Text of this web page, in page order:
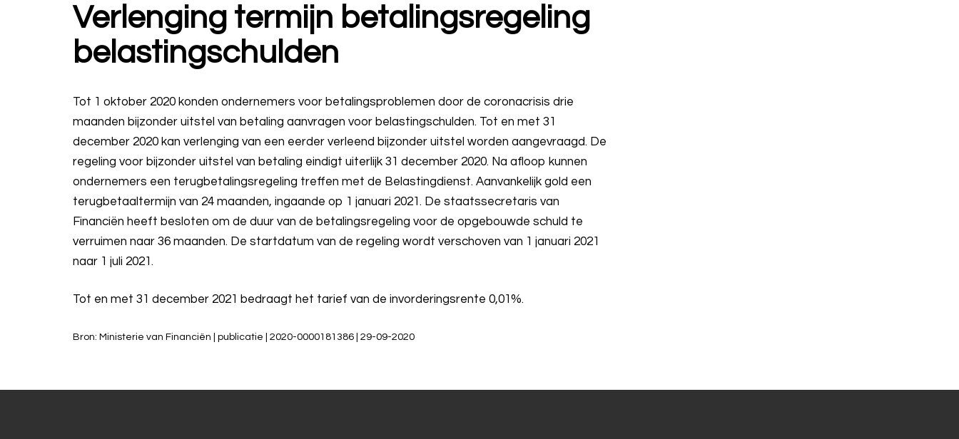
Verlenging termijn betalingsregeling
belastingschulden
Tot 1 oktober 2020 konden ondernemers voor betalingsproblemen door de coronacrisis drie
maanden bijzonder uitstel van betaling aanvragen voor belastingschulden. Tot en met 31
december 2020 kan verlenging van een eerder verleend bijzonder uitstel worden aangevraagd. De
regeling voor bijzonder uitstel van betaling eindigt uiterlijk 31 december 2020. Na afloop kunnen
ondernemers een terugbetalingsregeling treffen met de Belastingdienst. Aanvankelijk gold een
terugbetaaltermijn van 24 maanden, ingaande op 1 januari 2021. De staatssecretaris van
Financiën heeft besloten om de duur van de betalingsregeling voor de opgebouwde schuld te
verruimen naar 36 maanden. De startdatum van de regeling wordt verschoven van 1 januari 2021
naar 1 juli 2021.
Tot en met 31 december 2021 bedraagt het tarief van de invorderingsrente 0,01%.
Bron: Ministerie van Financiën | publicatie | 2020-0000181386 | 29-09-2020